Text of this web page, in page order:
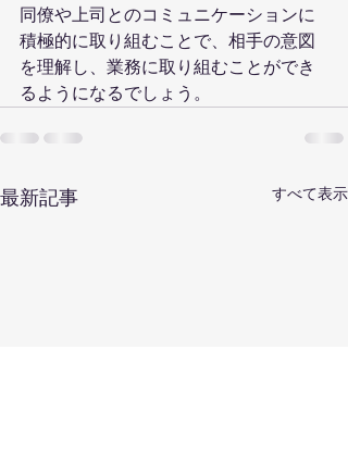
同僚や上司とのコミュニケーションに
積極的に取り組むことで、相手の意図
を理解し、業務に取り組むことができ
るようになるでしょう。
最新記事 すべて表示